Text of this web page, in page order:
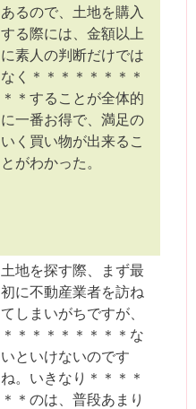
あるので、土地を購入
する際には、金額以上
に素人の判断だけでは
なく＊＊＊＊＊＊＊＊
＊＊することが全体的
に一番お得で、満足の
いく買い物が出来るこ
とがわかった。
土地を探す際、まず最
初に不動産業者を訪ね
てしまいがちですが、
＊＊＊＊＊＊＊＊＊な
いといけないのです
ね。いきなり＊＊＊＊
＊＊のは、普段あまり